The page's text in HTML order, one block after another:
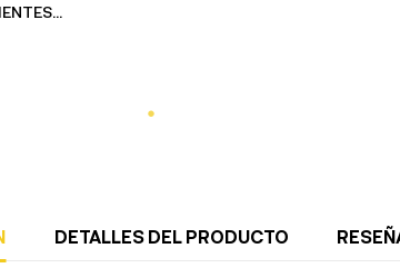
DETALLES DEL PRODUCTO